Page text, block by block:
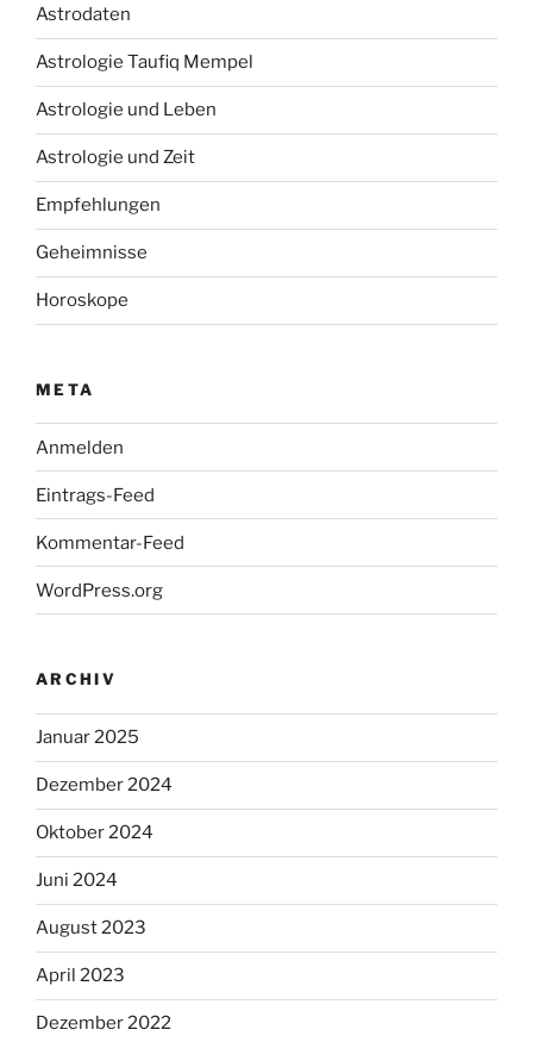
Astrodaten
Astrologie Taufiq Mempel
Astrologie und Leben
Astrologie und Zeit
Empfehlungen
Geheimnisse
Horoskope
META
Anmelden
Eintrags-Feed
Kommentar-Feed
WordPress.org
ARCHIV
Januar 2025
Dezember 2024
Oktober 2024
Juni 2024
August 2023
April 2023
Dezember 2022